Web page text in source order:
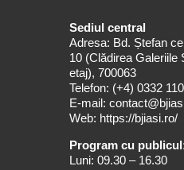
Sediul central
Adresa: Bd. Ștefan
10 (Clădirea Galeriile
etaj), 700063
Telefon: (+4) 0332
E-mail:
Web: https://bjiasi.ro/
Program cu
Luni: 09.30 – 16.30